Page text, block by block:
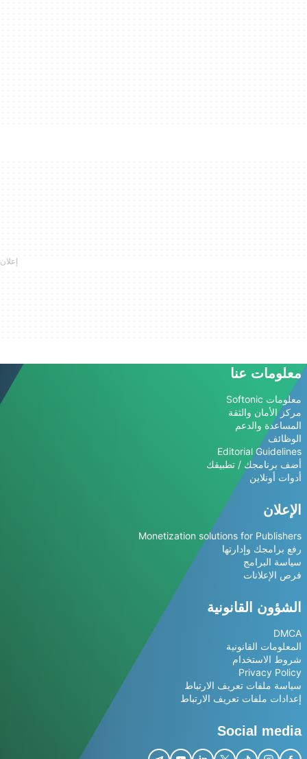
معلومات عنا
معلومات Softonic
مركز الأمان والثقة
المساعدة والدعم
الوظائف
Editorial Guidelines
أضف برنامجك / تطبيقك
أدوات أونلاين
الإعلان
Monetization solutions for Publishers
رفع برامجك وإدارتها
سياسة البرامج
فرص الإعلانات
الشؤون القانونية
DMCA
المعلومات القانونية
شروط الاستخدام
Privacy Policy
سياسة ملفات تعريف الارتباط
إعدادات ملفات تعريف الارتباط
Social media